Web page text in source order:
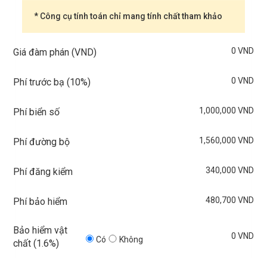
* Công cụ tính toán chỉ mang tính chất tham khảo
Giá đàm phán (VND) 0 VND
Phí trước bạ (10%) 0 VND
Phí biển số 1,000,000 VND
Phí đường bộ 1,560,000 VND
Phí đăng kiểm 340,000 VND
Phí bảo hiểm 480,700 VND
Bảo hiểm vật
chất (1.6%) Có Không 0 VND